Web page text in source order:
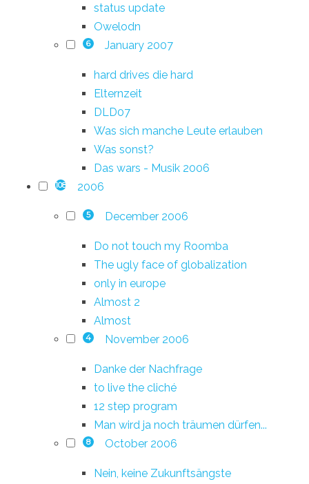
status update
Owelodn
6 January 2007
hard drives die hard
Elternzeit
DLD07
Was sich manche Leute erlauben
Was sonst?
Das wars - Musik 2006
108 2006
5 December 2006
Do not touch my Roomba
The ugly face of globalization
only in europe
Almost 2
Almost
4 November 2006
Danke der Nachfrage
to live the cliché
12 step program
Man wird ja noch träumen dürfen...
8 October 2006
Nein, keine Zukunftsängste